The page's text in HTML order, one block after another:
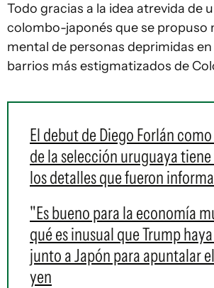
Todo gracias a la idea atrevida de
colombo-japonés que se propuso
mental de personas deprimidas
barrios más estigmatizados de
El debut de Diego Forlán
de la selección uruguaya
los detalles que fueron
"Es bueno para la economía
qué es inusual que Trump
junto a Japón para apuntalar
yen